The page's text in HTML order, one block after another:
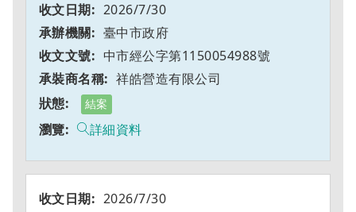
2026/7/30
臺中市政府
中市經公字第1150054988號
祥皓營造有限公司
結案
詳細資料
2026/7/30